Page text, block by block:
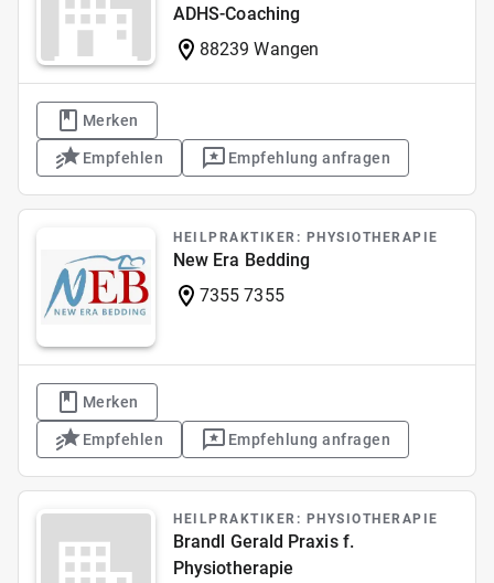
ADHS-Coaching
88239 Wangen
Merken
Empfehlen Empfehlung anfragen
HEILPRAKTIKER: PHYSIOTHERAPIE
New Era Bedding
7355 7355
Merken
Empfehlen Empfehlung anfragen
HEILPRAKTIKER: PHYSIOTHERAPIE
Brandl Gerald Praxis f.
Physiotherapie